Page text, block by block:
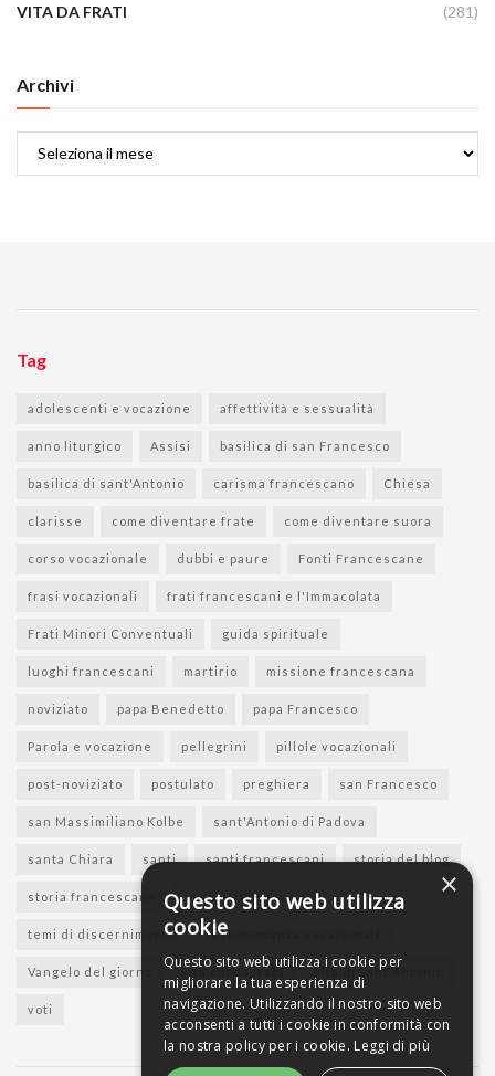
VITA DA FRATI (281)
Archivi
Tag
adolescenti e vocazione affettività e sessualità
anno liturgico Assisi basilica di san Francesco
basilica di sant'Antonio carisma francescano Chiesa
clarisse come diventare frate come diventare suora
corso vocazionale dubbi e paure Fonti Francescane
frasi vocazionali frati francescani e l'Immacolata
Frati Minori Conventuali guida spirituale
luoghi francescani martirio missione francescana
noviziato papa Benedetto papa Francesco
Parola e vocazione pellegrini pillole vocazionali
post-noviziato postulato preghiera san Francesco
san Massimiliano Kolbe sant'Antonio di Padova
santa Chiara santi santi francescani storia del blog
storia francescana suore francescane
temi di discernimento testimonianza vocazionale
Vangelo del giorno vita consacrata vita di sant'Antonio
voti
×
Questo sito web utilizza
cookie
Questo sito web utilizza i cookie per
migliorare la tua esperienza di
navigazione. Utilizzando il nostro sito web
acconsenti a tutti i cookie in conformità con
la nostra policy per i cookie. Leggi di più